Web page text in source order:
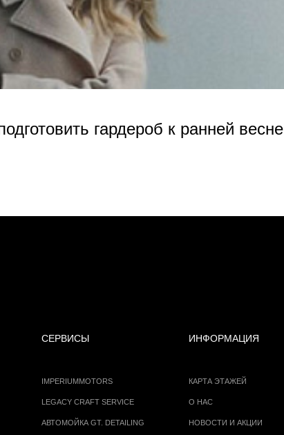
гардероб к ранней весне
СЕРВИСЫ
IMPERIUMMOTORS
LEGACY CRAFT SERVICE
АВТОМОЙКА GT. DETAILING
ИНФОРМАЦИЯ
КАРТА ЭТАЖЕЙ
О НАС
НОВОСТИ И АКЦИИ